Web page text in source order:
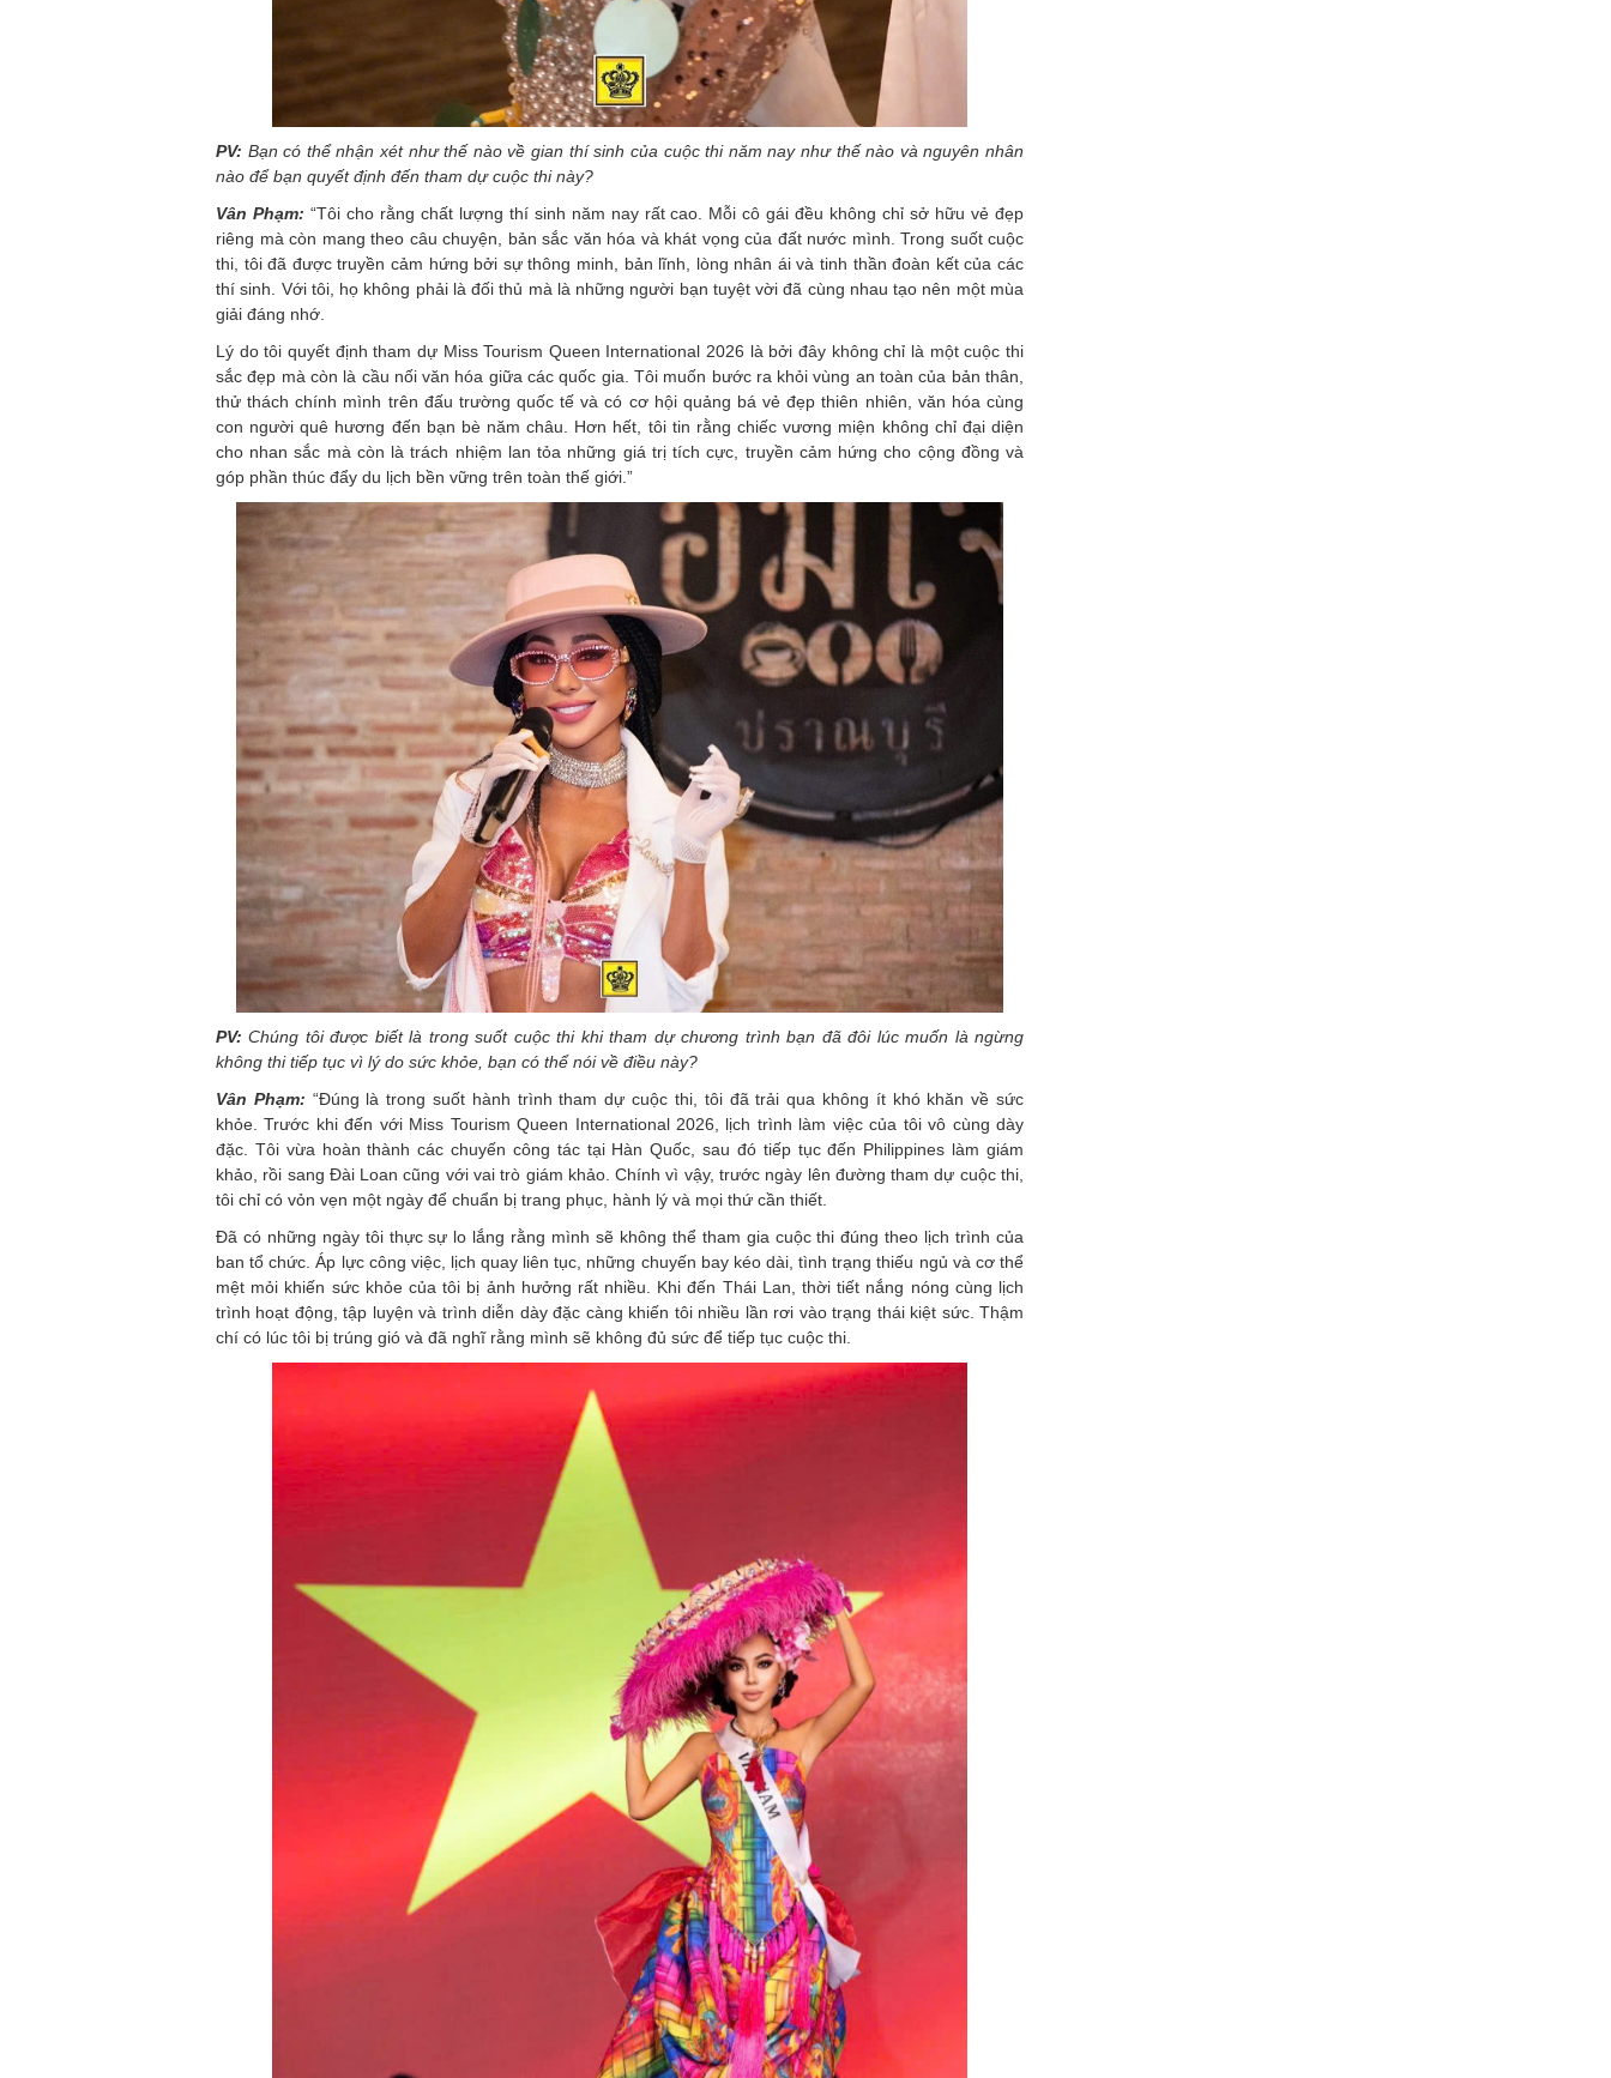
PV: Bạn có thể nhận xét như thế nào về gian thí sinh của cuộc thi năm nay như thế nào và nguyên nhân
nào để bạn quyết định đến tham dự cuộc thi này?
Vân Phạm: “Tôi cho rằng chất lượng thí sinh năm nay rất cao. Mỗi cô gái đều không chỉ sở hữu vẻ đẹp
riêng mà còn mang theo câu chuyện, bản sắc văn hóa và khát vọng của đất nước mình. Trong suốt cuộc
thi, tôi đã được truyền cảm hứng bởi sự thông minh, bản lĩnh, lòng nhân ái và tinh thần đoàn kết của các
thí sinh. Với tôi, họ không phải là đối thủ mà là những người bạn tuyệt vời đã cùng nhau tạo nên một mùa
giải đáng nhớ.
Lý do tôi quyết định tham dự Miss Tourism Queen International 2026 là bởi đây không chỉ là một cuộc thi
sắc đẹp mà còn là cầu nối văn hóa giữa các quốc gia. Tôi muốn bước ra khỏi vùng an toàn của bản thân,
thử thách chính mình trên đấu trường quốc tế và có cơ hội quảng bá vẻ đẹp thiên nhiên, văn hóa cùng
con người quê hương đến bạn bè năm châu. Hơn hết, tôi tin rằng chiếc vương miện không chỉ đại diện
cho nhan sắc mà còn là trách nhiệm lan tỏa những giá trị tích cực, truyền cảm hứng cho cộng đồng và
góp phần thúc đẩy du lịch bền vững trên toàn thế giới.”
PV: Chúng tôi được biết là trong suốt cuộc thi khi tham dự chương trình bạn đã đôi lúc muốn là ngừng
không thi tiếp tục vì lý do sức khỏe, bạn có thể nói về điều này?
Vân Phạm: “Đúng là trong suốt hành trình tham dự cuộc thi, tôi đã trải qua không ít khó khăn về sức
khỏe. Trước khi đến với Miss Tourism Queen International 2026, lịch trình làm việc của tôi vô cùng dày
đặc. Tôi vừa hoàn thành các chuyến công tác tại Hàn Quốc, sau đó tiếp tục đến Philippines làm giám
khảo, rồi sang Đài Loan cũng với vai trò giám khảo. Chính vì vậy, trước ngày lên đường tham dự cuộc thi,
tôi chỉ có vỏn vẹn một ngày để chuẩn bị trang phục, hành lý và mọi thứ cần thiết.
Đã có những ngày tôi thực sự lo lắng rằng mình sẽ không thể tham gia cuộc thi đúng theo lịch trình của
ban tổ chức. Áp lực công việc, lịch quay liên tục, những chuyến bay kéo dài, tình trạng thiếu ngủ và cơ thể
mệt mỏi khiến sức khỏe của tôi bị ảnh hưởng rất nhiều. Khi đến Thái Lan, thời tiết nắng nóng cùng lịch
trình hoạt động, tập luyện và trình diễn dày đặc càng khiến tôi nhiều lần rơi vào trạng thái kiệt sức. Thậm
chí có lúc tôi bị trúng gió và đã nghĩ rằng mình sẽ không đủ sức để tiếp tục cuộc thi.